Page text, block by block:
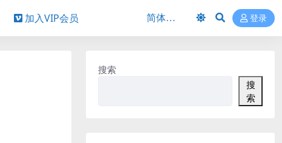
加入VIP会员 登录
搜索
搜
索